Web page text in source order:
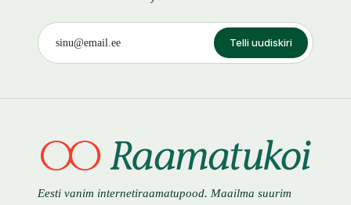
Telli uudiskiri
Eesti vanim internetiraamatupood. Maailma suurim